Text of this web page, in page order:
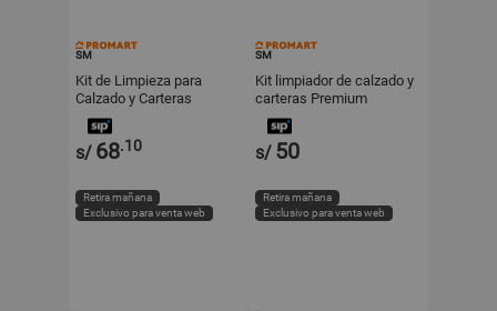
SM
Kit de Limpieza para
Calzado y Carteras
Deluxe
s/ 68.10
Retira mañana
Exclusivo para venta web
SM
Kit limpiador de calzado y
carteras Premium
s/ 50
Retira mañana
Exclusivo para venta web